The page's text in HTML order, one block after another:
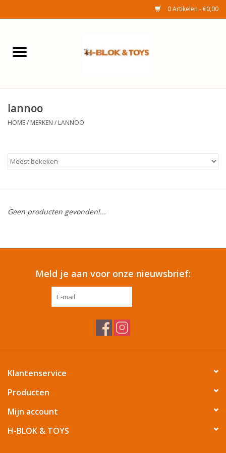
0 Artikelen - €0,00
Home
Huishouden
Tuinafdeling
Seizoenenartikelen
Reizen
Feestartikelen
OUTLET
KAARTEN
lannoo
HOME/ MERKEN / LANNOO
Geen producten gevonden!...
Meld je aan voor onze nieuwsbrief:
Klantenservice
Producten
Mijn account
H-BLOK & TOYS